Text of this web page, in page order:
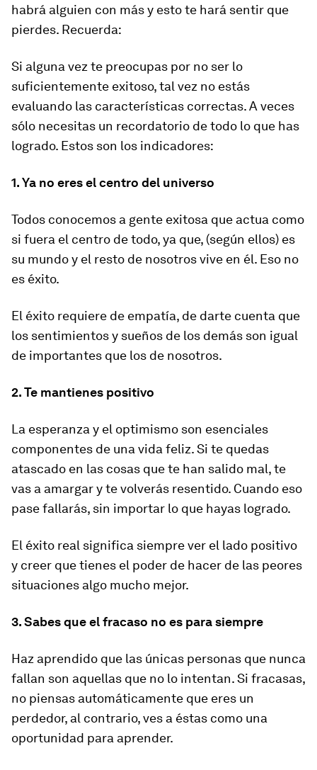
habrá alguien con más y esto te hará sentir que
pierdes. Recuerda:
Si alguna vez te preocupas por no ser lo
suficientemente exitoso, tal vez no estás
evaluando las características correctas. A veces
sólo necesitas un recordatorio de todo lo que has
logrado. Estos son los indicadores:
1. Ya no eres el centro del universo
Todos conocemos a gente exitosa que actua como
si fuera el centro de todo, ya que, (según ellos) es
su mundo y el resto de nosotros vive en él. Eso no
es éxito.
El éxito requiere de empatía, de darte cuenta que
los sentimientos y sueños de los demás son igual
de importantes que los de nosotros.
2. Te mantienes positivo
La esperanza y el optimismo son esenciales
componentes de una vida feliz. Si te quedas
atascado en las cosas que te han salido mal, te
vas a amargar y te volverás resentido. Cuando eso
pase fallarás, sin importar lo que hayas logrado.
El éxito real significa siempre ver el lado positivo
y creer que tienes el poder de hacer de las peores
situaciones algo mucho mejor.
3. Sabes que el fracaso no es para siempre
Haz aprendido que las únicas personas que nunca
fallan son aquellas que no lo intentan. Si fracasas,
no piensas automáticamente que eres un
perdedor, al contrario, ves a éstas como una
oportunidad para aprender.